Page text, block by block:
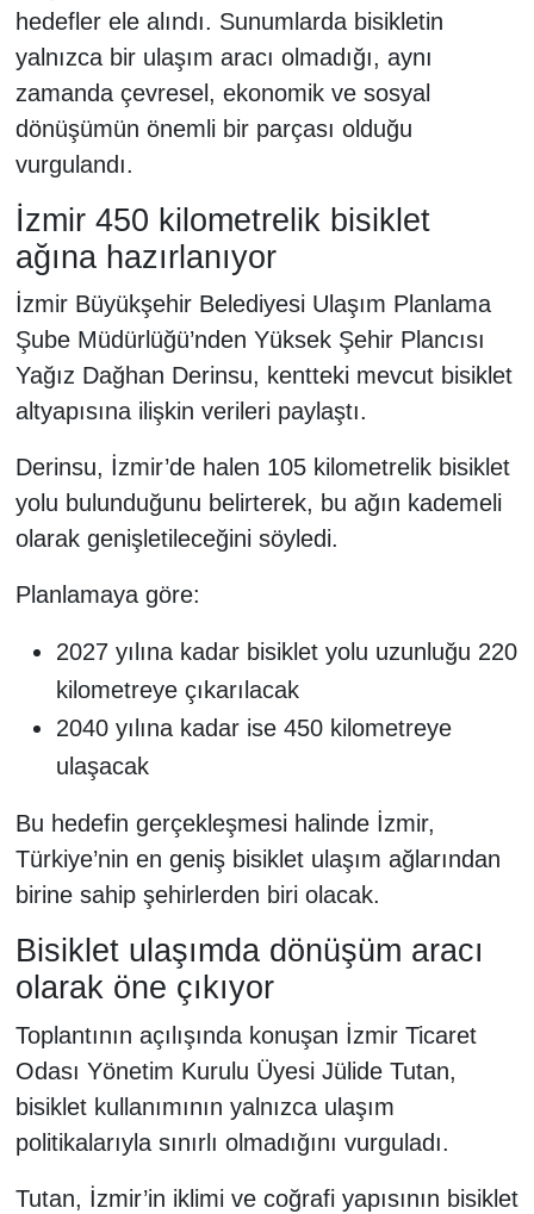
hedefler ele alındı. Sunumlarda bisikletin
yalnızca bir ulaşım aracı olmadığı, aynı
zamanda çevresel, ekonomik ve sosyal
dönüşümün önemli bir parçası olduğu
vurgulandı.
İzmir 450 kilometrelik bisiklet
ağına hazırlanıyor
İzmir Büyükşehir Belediyesi Ulaşım Planlama
Şube Müdürlüğü’nden Yüksek Şehir Plancısı
Yağız Dağhan Derinsu, kentteki mevcut bisiklet
altyapısına ilişkin verileri paylaştı.
Derinsu, İzmir’de halen 105 kilometrelik bisiklet
yolu bulunduğunu belirterek, bu ağın kademeli
olarak genişletileceğini söyledi.
Planlamaya göre:
2027 yılına kadar bisiklet yolu uzunluğu 220
kilometreye çıkarılacak
2040 yılına kadar ise 450 kilometreye
ulaşacak
Bu hedefin gerçekleşmesi halinde İzmir,
Türkiye’nin en geniş bisiklet ulaşım ağlarından
birine sahip şehirlerden biri olacak.
Bisiklet ulaşımda dönüşüm aracı
olarak öne çıkıyor
Toplantının açılışında konuşan İzmir Ticaret
Odası Yönetim Kurulu Üyesi Jülide Tutan,
bisiklet kullanımının yalnızca ulaşım
politikalarıyla sınırlı olmadığını vurguladı.
Tutan, İzmir’in iklimi ve coğrafi yapısının bisiklet